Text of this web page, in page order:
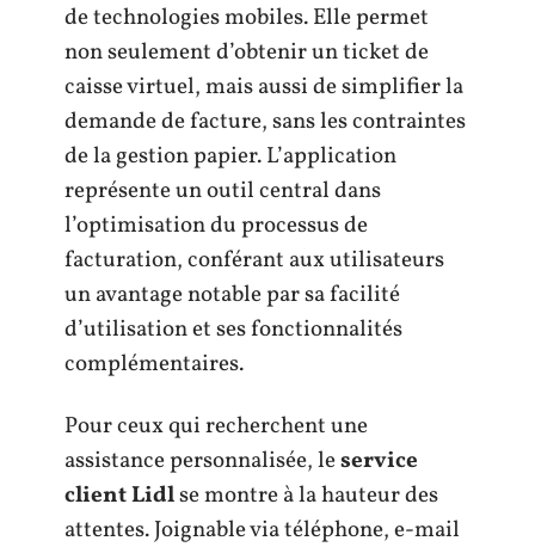
de technologies mobiles. Elle permet
non seulement d’obtenir un ticket de
caisse virtuel, mais aussi de simplifier la
demande de facture, sans les contraintes
de la gestion papier. L’application
représente un outil central dans
l’optimisation du processus de
facturation, conférant aux utilisateurs
un avantage notable par sa facilité
d’utilisation et ses fonctionnalités
complémentaires.
Pour ceux qui recherchent une
assistance personnalisée, leservice
client Lidlse montre à la hauteur des
attentes. Joignable via téléphone, e-mail